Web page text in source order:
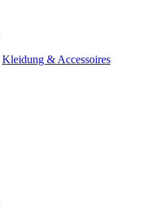
Kleidung & Accessoires